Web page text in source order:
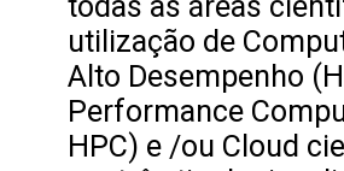
utilização de
Alto Desempenho
Performance
HPC) e /ou Cloud